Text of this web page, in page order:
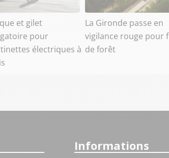
et gilet
pour
électriques à
La Gironde passe en
vigilance rouge pour
de forêt
Informations